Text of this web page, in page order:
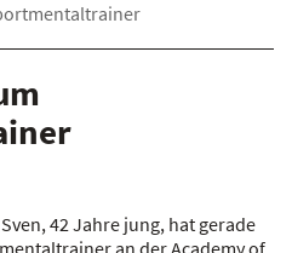
42 Jahre jung, hat gerade
an der Academy of